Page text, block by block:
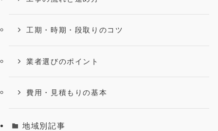
工期・時期・段取りのコツ
業者選びのポイント
費用・見積もりの基本
地域別記事